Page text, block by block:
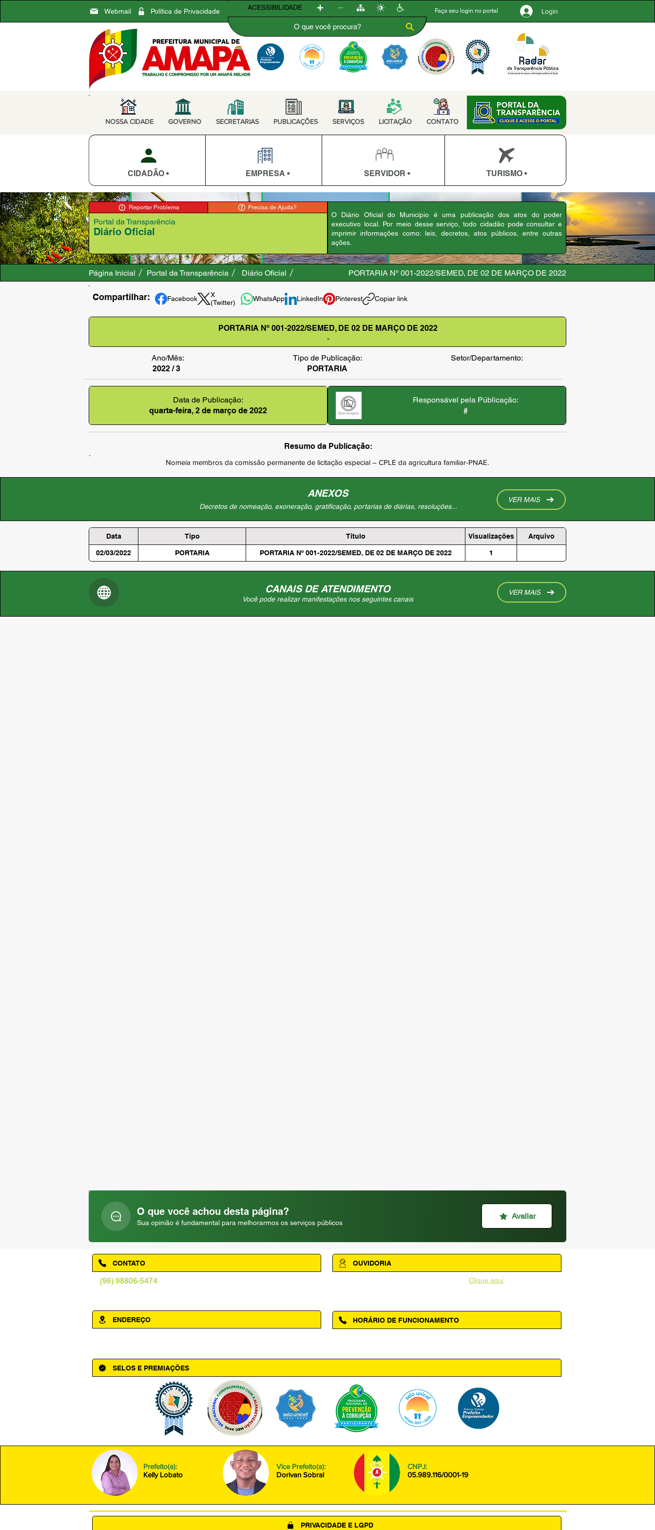
Webmail Política de Privacidade Faça seu login no portal Login
ACESSIBILIDADE
NOSSA CIDADE GOVERNO SECRETARIAS PUBLICAÇÕES SERVIÇOS LICITAÇÃO CONTATO
CIDADÃO • EMPRESA • SERVIDOR • TURISMO •
Reportar Problema Precisa de Ajuda?
Diário Oficial
Portal da Transparência
O Diário Oficial do Município é uma publicação dos atos do poder
executivo local. Por meio desse serviço, todo cidadão pode consultar e
imprimir informações como: leis, decretos, atos públicos, entre outras
ações.
Página Inicial Portal da Transparência Diário Oficial PORTARIA Nº 001-2022/SEMED, DE 02 DE MARÇO DE 2022
Compartilhar: Facebook
X
(Twitter)
WhatsApp LinkedIn Pinterest Copiar link
PORTARIA Nº 001-2022/SEMED, DE 02 DE MARÇO DE 2022
-
Ano/Mês:
2022 / 3
Tipo de Publicação:
PORTARIA
Setor/Departamento:
Data de Publicação:
quarta-feira, 2 de março de 2022
Responsável pela Públicação:
#
Resumo da Publicação:
Nomeia membros da comissão permanente de licitação especial – CPLE da agricultura familiar-PNAE.
ANEXOS
Decretos de nomeação, exoneração, gratificação, portarias de diárias, resoluções...
VER MAIS
Data Tipo Titulo Visualizações Arquivo
02/03/2022 PORTARIA PORTARIA Nº 001-2022/SEMED, DE 02 DE MARÇO DE 2022 1
CANAIS DE ATENDIMENTO
Você pode realizar manifestações nos seguintes canais
VER MAIS
O que você achou desta página?
Sua opinião é fundamental para melhorarmos os serviços públicos
Avaliar
(96) 98806-5474
CONTATO
ENDEREÇO
Clique aqui
OUVIDORIA
HORÁRIO DE FUNCIONAMENTO
SELOS E PREMIAÇÕES
Prefeito(a):
Kelly Lobato
Vice Prefeito(a):
Dorivan Sobral
CNPJ:
05.989.116/0001-19
PRIVACIDADE E LGPD